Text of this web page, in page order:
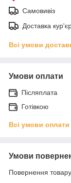
Самовивіз
Доставка
Всі умови
Умови оплати
Післяплата
Готівкою
Всі умови оплати
Умови
Повернення